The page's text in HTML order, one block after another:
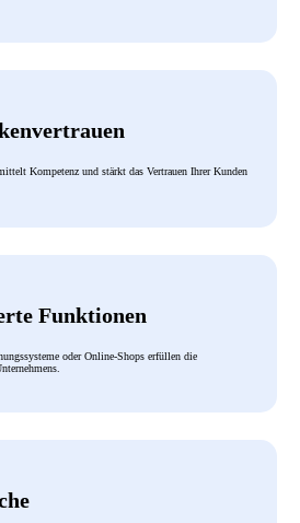
Kompetenz und stärkt das Vertrauen Ihrer Kunden
Funktionen
oder Online-Shops erfüllen die